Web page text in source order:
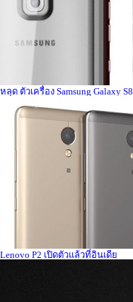
หลุด ตัวเครื่อง Samsung Galaxy
Lenovo P2 เปิดตัวแล้วที่อินเดีย